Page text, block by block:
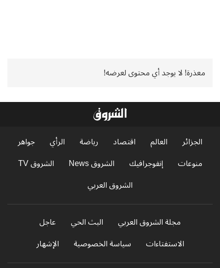
معذرة! لا يوجد أي محتوى لعرضه!
الجزائر العالم اقتصاد رياضة الرأي
جواهر
منوعات
إنفوجرافيك الشروق News
الشروق TV
الشروق العربي
مجلة الشروق العربي البث الحي
عاجل
الاستفتاءات
سياسة الخصوصية الإشهار